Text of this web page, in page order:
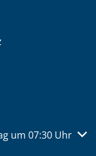
um 07:30 Uhr